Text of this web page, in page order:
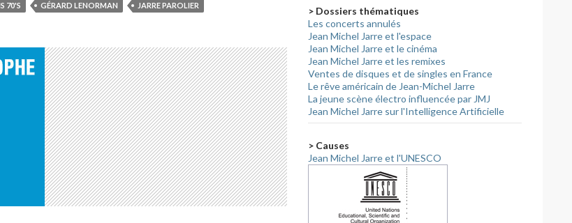
70'S GÉRARD LENORMAN JARRE PAROLIER
> Dossiers thématiques
Les concerts annulés
Jean Michel Jarre et l'espace
Jean Michel Jarre et le cinéma
Jean Michel Jarre et les remixes
Ventes de disques et de singles en France
Le rêve américain de Jean-Michel Jarre
La jeune scène électro influencée par JMJ
Jean Michel Jarre sur l'Intelligence Artificielle
> Causes
Jean Michel Jarre et l'UNESCO